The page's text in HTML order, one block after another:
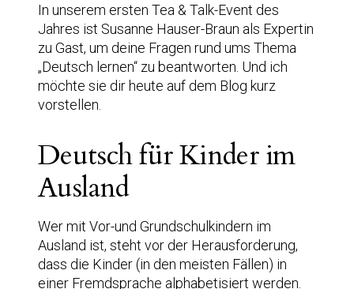
In unserem ersten Tea & Talk-Event des
Jahres ist Susanne Hauser-Braun als Expertin
zu Gast, um deine Fragen rund ums Thema
„Deutsch lernen“ zu beantworten. Und ich
möchte sie dir heute auf dem Blog kurz
vorstellen.
Deutsch für Kinder im
Ausland
Wer mit Vor-und Grundschulkindern im
Ausland ist, steht vor der Herausforderung,
dass die Kinder (in den meisten Fällen) in
einer Fremdsprache alphabetisiert werden.